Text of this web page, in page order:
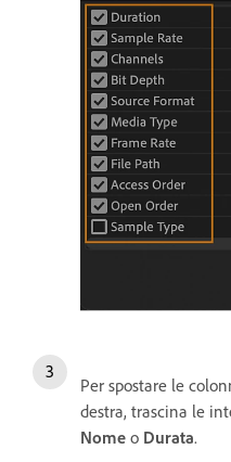
Per spostare le
destra, trascina le
Nome o Durata.